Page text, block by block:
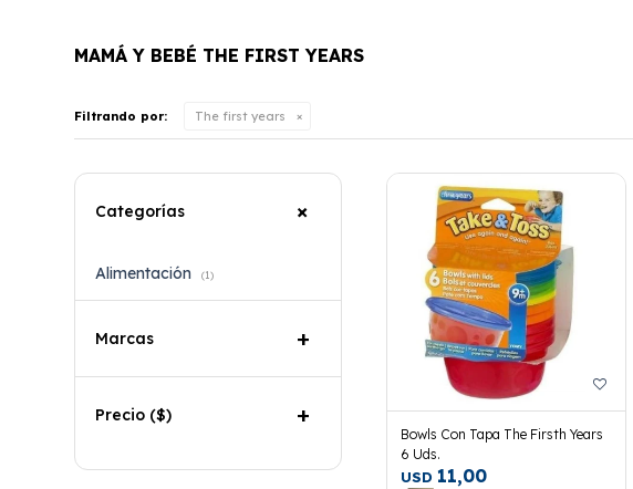
MAMÁ Y BEBÉ THE FIRST YEARS
Filtrando por: The first years
Bowls Con Tapa The Firsth Years
6 Uds.
USD 11,00
Categorías
Alimentación (1)
Marcas
Precio ($)